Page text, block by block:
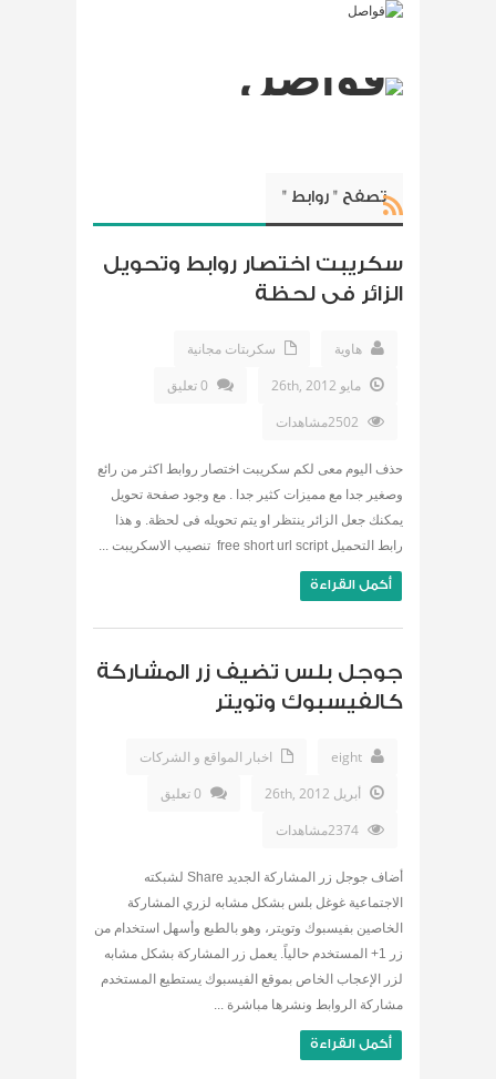
تصفح " روابط "
سكريبت اختصار روابط وتحويل
الزائر فى لحظة
هاوية
سكربتات مجانية
مايو 26th, 2012
0 تعليق
حذف اليوم معى لكم سكريبت اختصار روابط اكثر من رائع
وصغير جدا مع مميزات كثير جدا . مع وجود صفحة تحويل
يمكنك جعل الزائر ينتظر او يتم تحويله فى لحظة. و هذا
رابط التحميل free short url script تنصيب الاسكريبت ...
أكمل القراءة
جوجل بلس تضيف زر المشاركة
كالفيسبوك وتويتر
eight
اخبار المواقع و الشركات
أبريل 26th, 2012
0 تعليق
أضاف جوجل زر المشاركة الجديد Share لشبكته
الاجتماعية غوغل بلس بشكل مشابه لزري المشاركة
الخاصين بفيسبوك وتويتر، وهو بالطبع وأسهل استخدام من
زر 1+ المستخدم حالياً. يعمل زر المشاركة بشكل مشابه
لزر الإعجاب الخاص بموقع الفيسبوك يستطيع المستخدم
مشاركة الروابط ونشرها مباشرة ...
أكمل القراءة